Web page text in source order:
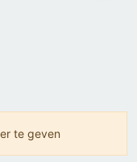
te geven